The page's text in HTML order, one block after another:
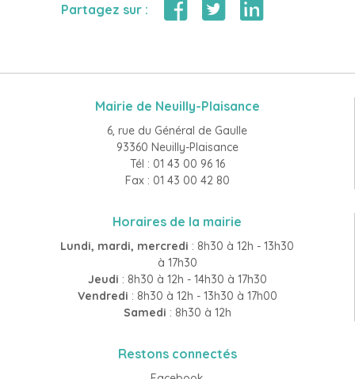
Partagez sur :
Mairie de Neuilly-Plaisance
6, rue du Général de Gaulle
93360 Neuilly-Plaisance
Tél : 01 43 00 96 16
Fax : 01 43 00 42 80
Horaires de la mairie
Lundi, mardi, mercredi : 8h30 à 12h - 13h30
à 17h30
Jeudi : 8h30 à 12h - 14h30 à 17h30
Vendredi : 8h30 à 12h - 13h30 à 17h00
Samedi : 8h30 à 12h
Restons connectés